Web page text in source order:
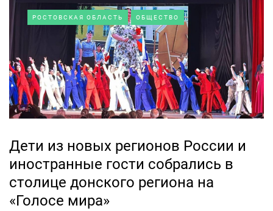
РОСТОВСКАЯ ОБЛАСТЬ ОБЩЕСТВО
Дети из новых регионов России и
иностранные гости собрались в
столице донского региона на
«Голосе мира»